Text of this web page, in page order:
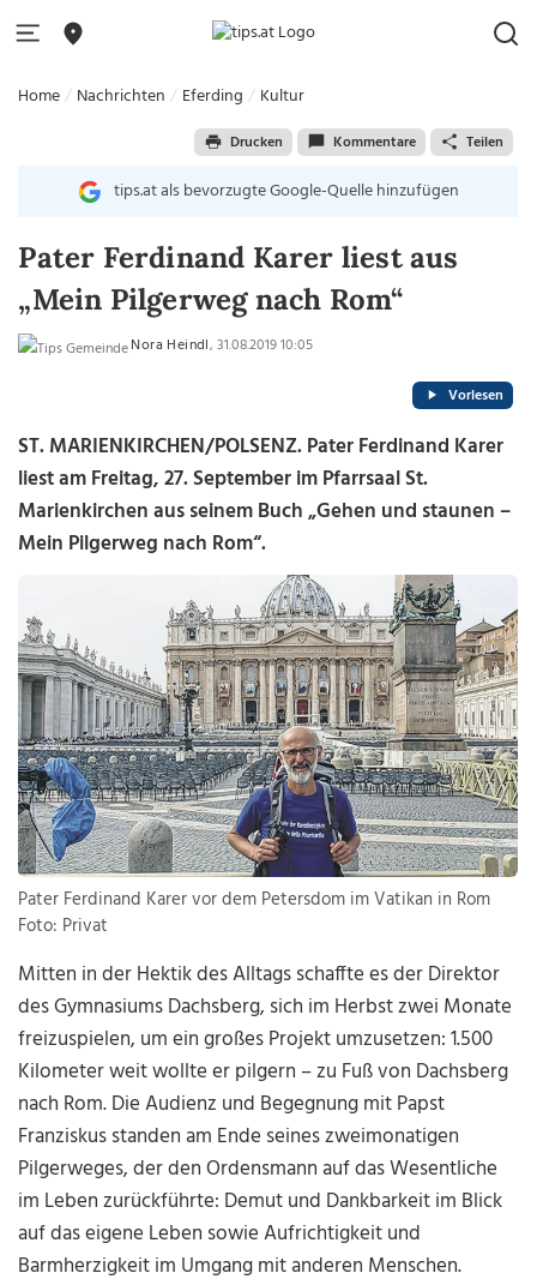
Home Nachrichten Eferding Kultur
Drucken Kommentare Teilen
tips.at als bevorzugte Google-Quelle hinzufügen
Pater Ferdinand Karer liest aus
„Mein Pilgerweg nach Rom“
Nora Heindl, 31.08.2019 10:05
Vorlesen
ST. MARIENKIRCHEN/POLSENZ. Pater Ferdinand Karer
liest am Freitag, 27. September im Pfarrsaal St.
Marienkirchen aus seinem Buch „Gehen und staunen –
Mein Pilgerweg nach Rom“.
Pater Ferdinand Karer vor dem Petersdom im Vatikan in Rom
Foto: Privat
Mitten in der Hektik des Alltags schaffte es der Direktor
des Gymnasiums Dachsberg, sich im Herbst zwei Monate
freizuspielen, um ein großes Projekt umzusetzen: 1.500
Kilometer weit wollte er pilgern – zu Fuß von Dachsberg
nach Rom. Die Audienz und Begegnung mit Papst
Franziskus standen am Ende seines zweimonatigen
Pilgerweges, der den Ordensmann auf das Wesentliche
im Leben zurückführte: Demut und Dankbarkeit im Blick
auf das eigene Leben sowie Aufrichtigkeit und
Barmherzigkeit im Umgang mit anderen Menschen.